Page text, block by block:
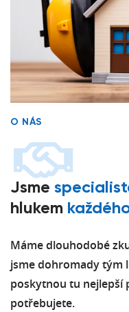
O NÁS
Jsme
hlukem
Máme dlouhodobé
jsme dohromady tým
poskytnou tu nejlepší
potřebujete.